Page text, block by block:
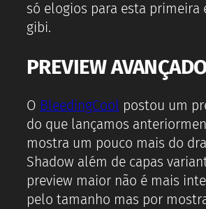
só elogios para esta primeira
gibi.
PREVIEW
O BleedingCool postou um
do que lançamos
mostra um pouco mais do
Shadow além de capas
preview maior não é mais
pelo tamanho mas por